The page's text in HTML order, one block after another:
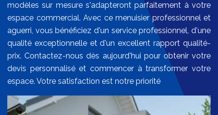
modèles sur mesure s'adapteront parfaitement à votre
espace commercial. Avec ce menuisier professionnel et
aguerri, vous bénéficiez d'un service professionnel, d'une
qualité exceptionnelle et d'un excellent rapport qualité-
prix. Contactez-nous dès aujourd'hui pour obtenir votre
devis personnalisé et commencer à transformer votre
espace. Votre satisfaction est notre priorité